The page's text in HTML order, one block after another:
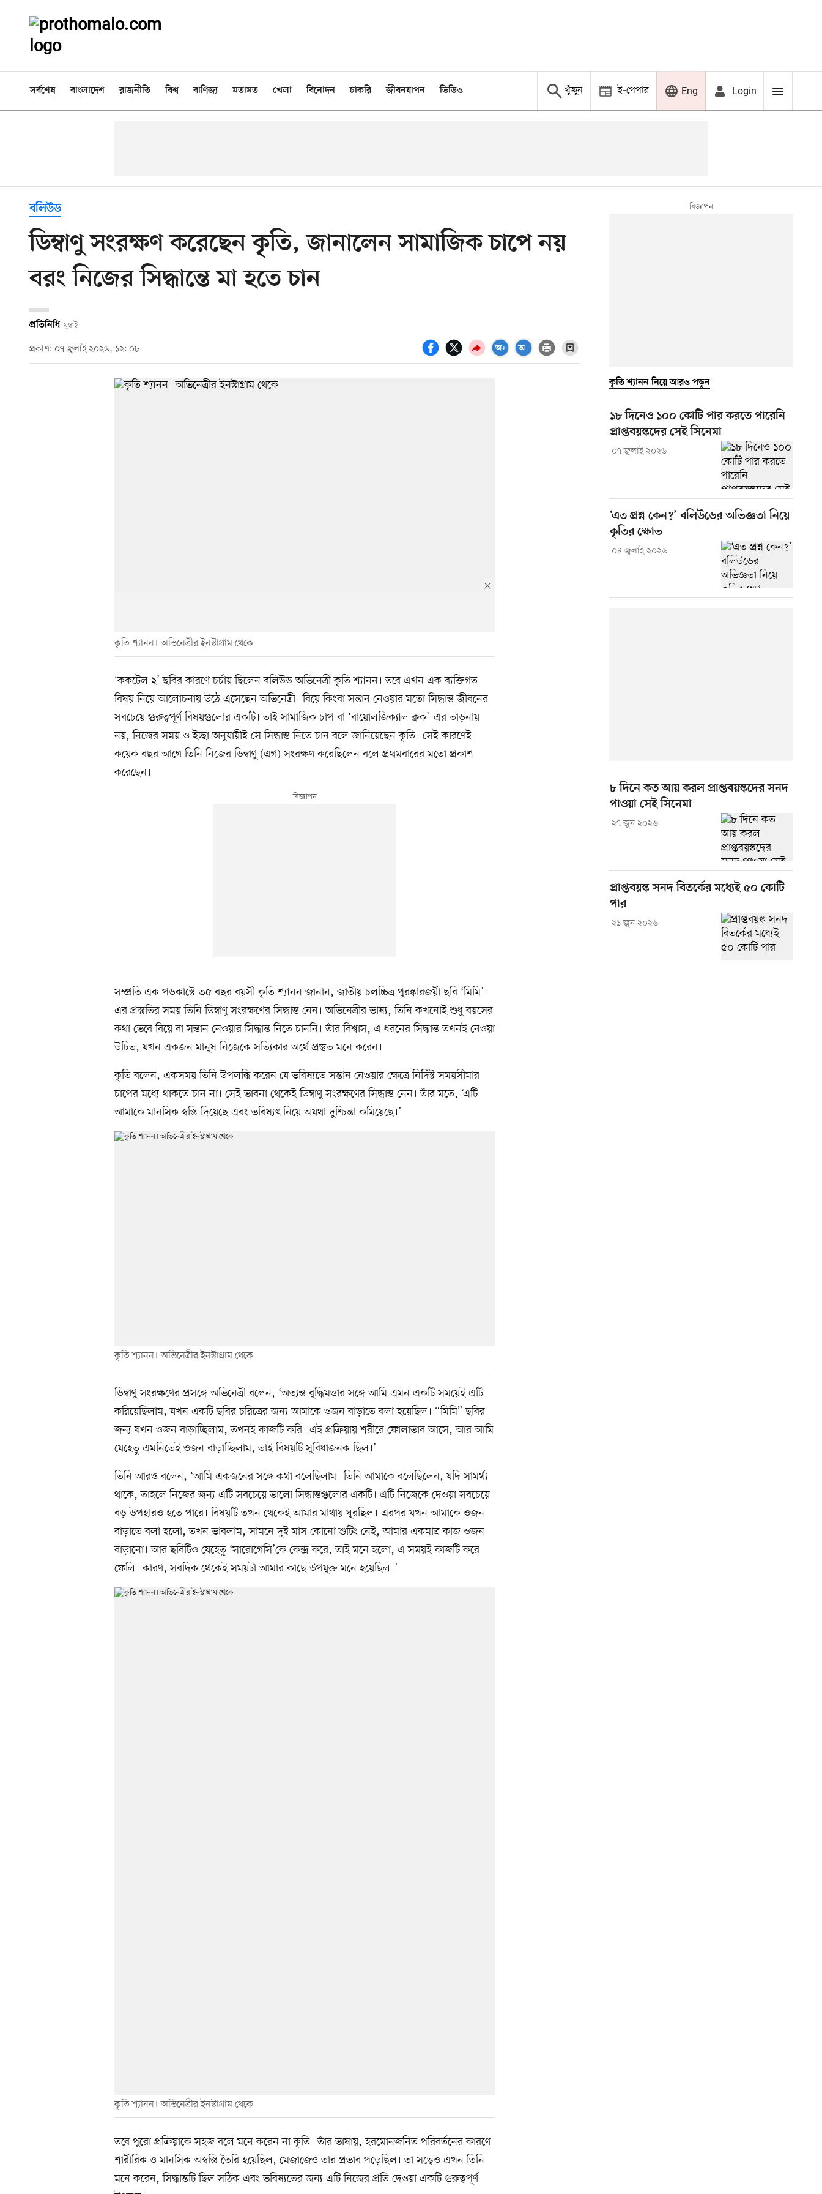
সর্বশেষ বাংলাদেশ রাজনীতি বিশ্ব বাণিজ্য মতামত খেলা বিনোদন চাকরি জীবনযাপন ভিডিও খুঁজুন ই-পেপার Eng Login
বলিউড
ডিম্বাণু সংরক্ষণ করেছেন কৃতি, জানালেন সামাজিক চাপে নয়
বরং নিজের সিদ্ধান্তে মা হতে চান
প্রতিনিধি মুম্বাই
প্রকাশ: ০৭ জুলাই ২০২৬, ১২: ০৮
কৃতি শ্যানন। অভিনেত্রীর ইনস্টাগ্রাম থেকে
‘ককটেল ২’ ছবির কারণে চর্চায় ছিলেন বলিউড অভিনেত্রী কৃতি শ্যানন। তবে এখন এক ব্যক্তিগত
বিষয় নিয়ে আলোচনায় উঠে এসেছেন অভিনেত্রী। বিয়ে কিংবা সন্তান নেওয়ার মতো সিদ্ধান্ত জীবনের
সবচেয়ে গুরুত্বপূর্ণ বিষয়গুলোর একটি। তাই সামাজিক চাপ বা ‘বায়োলজিক্যাল ক্লক’-এর তাড়নায়
নয়, নিজের সময় ও ইচ্ছা অনুযায়ীই সে সিদ্ধান্ত নিতে চান বলে জানিয়েছেন কৃতি। সেই কারণেই
কয়েক বছর আগে তিনি নিজের ডিম্বাণু (এগ) সংরক্ষণ করেছিলেন বলে প্রথমবারের মতো প্রকাশ
করেছেন।
সম্প্রতি এক পডকাস্টে ৩৫ বছর বয়সী কৃতি শ্যানন জানান, জাতীয় চলচ্চিত্র পুরস্কারজয়ী ছবি ‘মিমি’–
এর প্রস্তুতির সময় তিনি ডিম্বাণু সংরক্ষণের সিদ্ধান্ত নেন। অভিনেত্রীর ভাষ্য, তিনি কখনোই শুধু বয়সের
কথা ভেবে বিয়ে বা সন্তান নেওয়ার সিদ্ধান্ত নিতে চাননি। তাঁর বিশ্বাস, এ ধরনের সিদ্ধান্ত তখনই নেওয়া
উচিত, যখন একজন মানুষ নিজেকে সত্যিকার অর্থে প্রস্তুত মনে করেন।
কৃতি বলেন, একসময় তিনি উপলব্ধি করেন যে ভবিষ্যতে সন্তান নেওয়ার ক্ষেত্রে নির্দিষ্ট সময়সীমার
চাপের মধ্যে থাকতে চান না। সেই ভাবনা থেকেই ডিম্বাণু সংরক্ষণের সিদ্ধান্ত নেন। তাঁর মতে, ‘এটি
আমাকে মানসিক স্বস্তি দিয়েছে এবং ভবিষ্যৎ নিয়ে অযথা দুশ্চিন্তা কমিয়েছে।’
কৃতি শ্যানন। অভিনেত্রীর ইনস্টাগ্রাম থেকে
ডিম্বাণু সংরক্ষণের প্রসঙ্গে অভিনেত্রী বলেন, ‘অত্যন্ত বুদ্ধিমত্তার সঙ্গে আমি এমন একটি সময়েই এটি
করিয়েছিলাম, যখন একটি ছবির চরিত্রের জন্য আমাকে ওজন বাড়াতে বলা হয়েছিল। “মিমি” ছবির
জন্য যখন ওজন বাড়াচ্ছিলাম, তখনই কাজটি করি। এই প্রক্রিয়ায় শরীরে ফোলাভাব আসে, আর আমি
যেহেতু এমনিতেই ওজন বাড়াচ্ছিলাম, তাই বিষয়টি সুবিধাজনক ছিল।’
তিনি আরও বলেন, ‘আমি একজনের সঙ্গে কথা বলেছিলাম। তিনি আমাকে বলেছিলেন, যদি সামর্থ্য
থাকে, তাহলে নিজের জন্য এটি সবচেয়ে ভালো সিদ্ধান্তগুলোর একটি। এটি নিজেকে দেওয়া সবচেয়ে
বড় উপহারও হতে পারে। বিষয়টি তখন থেকেই আমার মাথায় ঘুরছিল। এরপর যখন আমাকে ওজন
বাড়াতে বলা হলো, তখন ভাবলাম, সামনে দুই মাস কোনো শুটিং নেই, আমার একমাত্র কাজ ওজন
বাড়ানো। আর ছবিটিও যেহেতু ‘সারোগেসি’কে কেন্দ্র করে, তাই মনে হলো, এ সময়ই কাজটি করে
ফেলি। কারণ, সবদিক থেকেই সময়টা আমার কাছে উপযুক্ত মনে হয়েছিল।’
কৃতি শ্যানন। অভিনেত্রীর ইনস্টাগ্রাম থেকে
তবে পুরো প্রক্রিয়াকে সহজ বলে মনে করেন না কৃতি। তাঁর ভাষায়, হরমোনজনিত পরিবর্তনের কারণে
শারীরিক ও মানসিক অস্বস্তি তৈরি হয়েছিল, মেজাজেও তার প্রভাব পড়েছিল। তা সত্ত্বেও এখন তিনি
মনে করেন, সিদ্ধান্তটি ছিল সঠিক এবং ভবিষ্যতের জন্য এটি নিজের প্রতি দেওয়া একটি গুরুত্বপূর্ণ
কৃতি শ্যানন নিয়ে আরও পড়ুন
১৮ দিনেও ১০০ কোটি পার করতে পারেনি
প্রাপ্তবয়স্কদের সেই সিনেমা
০৭ জুলাই ২০২৬
‘এত প্রশ্ন কেন?’ বলিউডের অভিজ্ঞতা নিয়ে
কৃতির ক্ষোভ
০৪ জুলাই ২০২৬
৮ দিনে কত আয় করল প্রাপ্তবয়স্কদের সনদ
পাওয়া সেই সিনেমা
২৭ জুন ২০২৬
প্রাপ্তবয়স্ক সনদ বিতর্কের মধ্যেই ৫০ কোটি
পার
২১ জুন ২০২৬